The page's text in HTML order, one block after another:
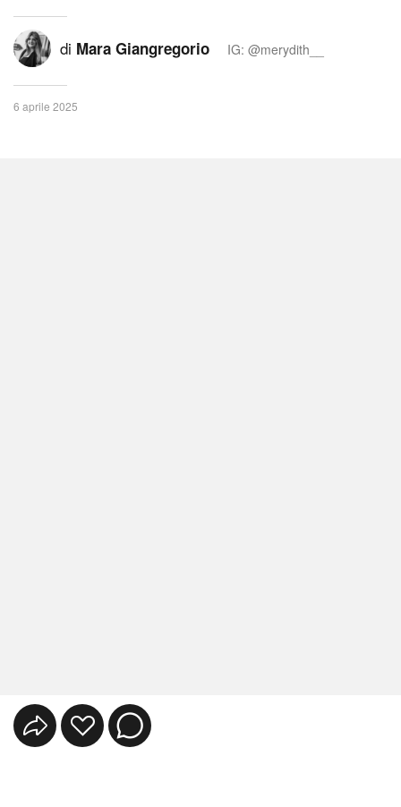
di Mara Giangregorio IG: @merydith__
6 aprile 2025